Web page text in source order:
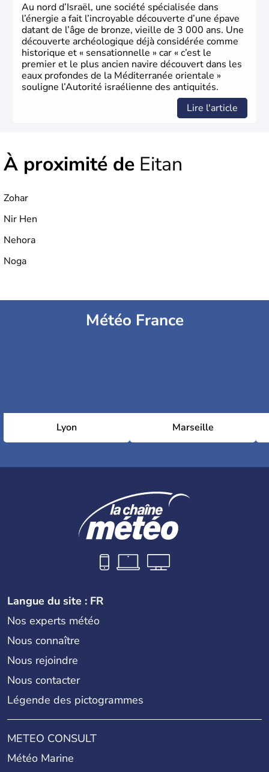
Au nord d’Israël, une société spécialisée dans
l’énergie a fait l’incroyable découverte d’une épave
datant de l’âge de bronze, vieille de 3 000 ans. Une
découverte archéologique déjà considérée comme
historique et « sensationnelle » car « c’est le
premier et le plus ancien navire découvert dans les
eaux profondes de la Méditerranée orientale »
souligne l’Autorité israélienne des antiquités.
Lire l'article
À proximité de Eitan
Zohar
Nir Hen
Nehora
Noga
Météo France
Lyon Marseille
Langue du site : FR
Nos experts météo
Nous connaître
Nous rejoindre
Nous contacter
Légende des pictogrammes
METEO CONSULT
Météo Marine